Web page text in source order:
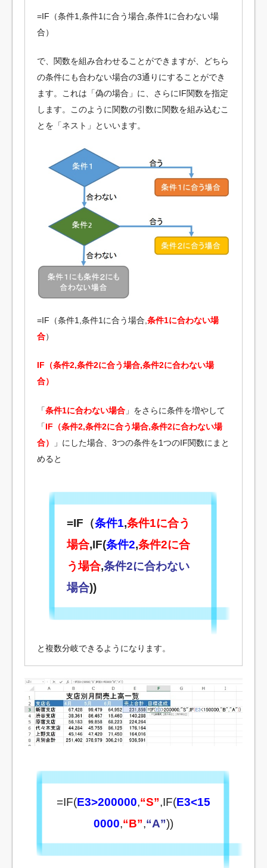
=IF（条件1,条件1に合う場合,条件1に合わない場
合）
で、関数を組み合わせることができますが、どちら
の条件にも合わない場合の3通りにすることができ
ます。これは「偽の場合」に、さらにIF関数を指定
します。このように関数の引数に関数を組み込むこ
とを「ネスト」といいます。
=IF（条件1,条件1に合う場合,条件1に合わない場
合）
IF（条件2,条件2に合う場合,条件2に合わない場
合）
「条件1に合わない場合 」をさらに条件を増やして
「IF（条件2,条件2に合う場合,条件2に合わない場
合）
」にした場合、3つの条件を1つのIF関数にまと
めると
=IF（条件1,条件1に合う
場合,IF(条件2,条件2に合
う場合,条件2に合わない
場合))
と複数分岐できるようになります。
=IF(E3>200000,“S”,IF(E3<15
0000,“B”,“A”))